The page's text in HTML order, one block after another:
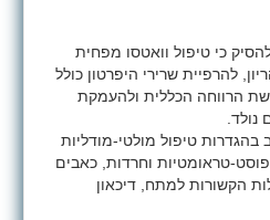
כי טיפול וואטסו מפחית
להרפיית שרירי היפרטון כולל
הרווחה הכללית ולהעמקת
טיפול מולטי-מודליות
טראומטיות וחרדות, כאבים
הקשורות למתח, דיכאון